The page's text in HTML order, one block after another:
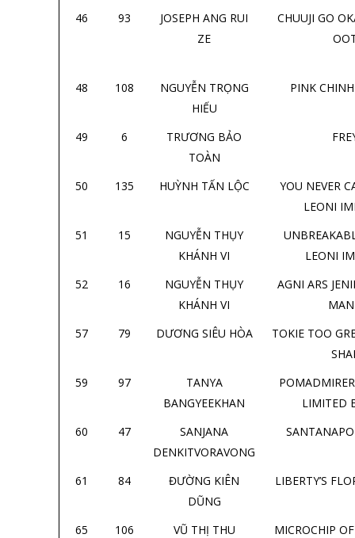
46 93
JOSEPH ANG RUI
ZE
CHUUJI GO
48 108
NGUYỄN TRỌNG
HIẾU
PINK
49 6
TRƯƠNG BẢO
TOÀN
50 135 HUỲNH TẤN LỘC
YOU NEVER
LEONI
51
15
NGUYỄN THỤY
KHÁNH VI
LEONI
52
16
NGUYỄN THỤY
KHÁNH VI
AGNI ARS
57
79 DƯƠNG SIÊU HÒA
TOKIE TOO
59
97
TANYA
BANGYEEKHAN
LIMITED
60
47
SANJANA
DENKITVORAVONG
61 84
ĐƯỜNG KIÊN
DŨNG
LIBERTY’S
65 106
VŨ THỊ THU
MICROCHIP